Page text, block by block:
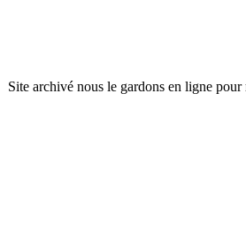
Site archivé nous le gardons en ligne pour